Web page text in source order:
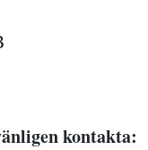
kontakta: